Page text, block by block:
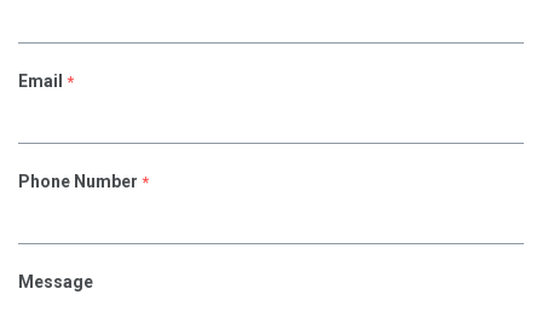
Email *
Phone Number *
Message